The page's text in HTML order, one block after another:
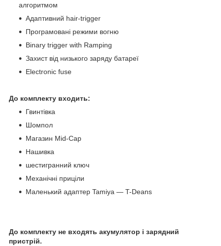
алгоритмом
Адаптивний hair-trigger
Програмовані режими вогню
Binary trigger with Ramping
Захист від низького заряду батареї
Electronic fuse
До комплекту входить:
Гвинтівка
Шомпол
Магазин Mid-Cap
Нашивка
шестигранний ключ
Механічні приціли
Маленький адаптер Tamiya — T-Deans
До комплекту не входять акумулятор і зарядний
пристрій.